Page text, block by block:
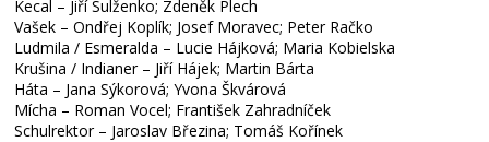
Kecal – Jiří Sulženko; Zdeněk Plech
Vašek – Ondřej Koplík; Josef Moravec; Peter Račko
Ludmila / Esmeralda – Lucie Hájková; Maria Kobielska
Krušina / Indianer – Jiří Hájek; Martin Bárta
Háta – Jana Sýkorová; Yvona Škvárová
Mícha – Roman Vocel; František Zahradníček
Schulrektor – Jaroslav Březina; Tomáš Kořínek